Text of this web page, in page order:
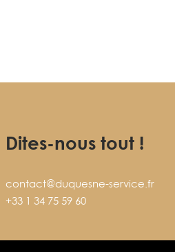
Dites-nous tout !
contact@duquesne-service.fr
+33 1 34 75 59 60